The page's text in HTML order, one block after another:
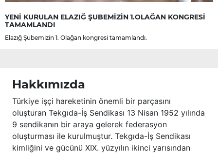
YENİ KURULAN ELAZIĞ ŞUBEMİZİN 1.OLAĞAN KONGRESİ
TAMAMLANDI
Elazığ Şubemizin 1. Olağan kongresi tamamlandı.
Hakkımızda
Türkiye işçi hareketinin önemli bir parçasını
oluşturan Tekgıda-İş Sendikası 13 Nisan 1952 yılında
9 sendikanın bir araya gelerek federasyon
oluşturması ile kurulmuştur. Tekgıda-İş Sendikası
kimliğini ve gücünü XIX. yüzyılın ikinci yarısından